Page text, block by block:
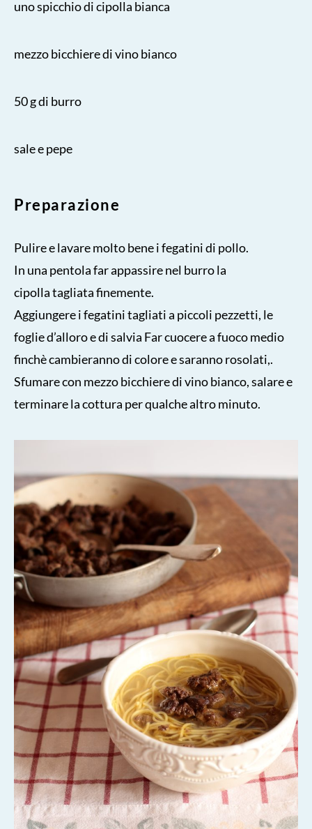
uno spicchio di cipolla bianca
mezzo bicchiere di vino bianco
50 g di burro
sale e pepe
Preparazione
Pulire e lavare molto bene i fegatini di pollo.
In una pentola far appassire nel burro la
cipolla tagliata finemente.
Aggiungere i fegatini tagliati a piccoli pezzetti, le
foglie d’alloro e di salvia Far cuocere a fuoco medio
finchè cambieranno di colore e saranno rosolati,.
Sfumare con mezzo bicchiere di vino bianco, salare e
terminare la cottura per qualche altro minuto.